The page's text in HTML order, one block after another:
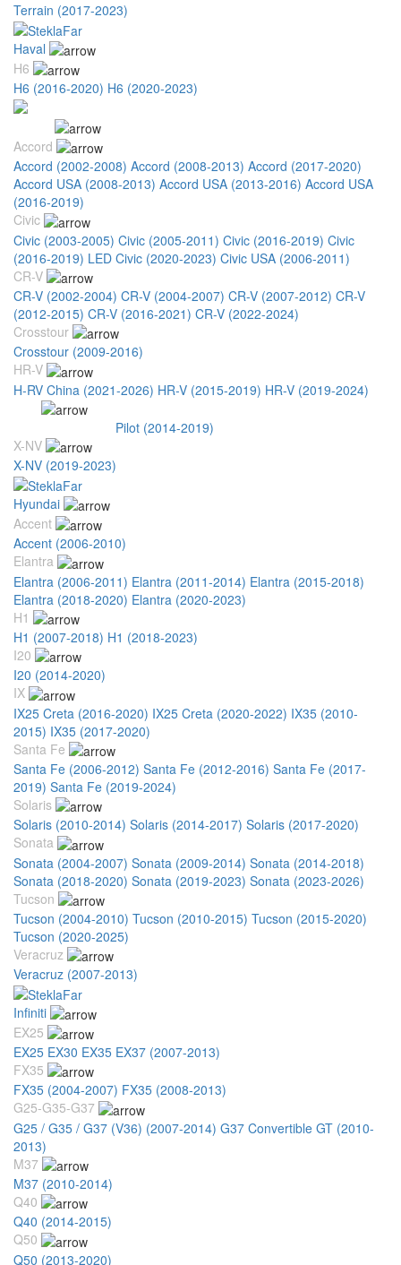
Terrain (2017-2023)
Haval
H6
H6 (2016-2020) H6 (2020-2023)
Accord
Accord (2002-2008) Accord (2008-2013) Accord (2017-2020)
Accord USA (2008-2013) Accord USA (2013-2016) Accord USA
(2016-2019)
Civic
Civic (2003-2005) Civic (2005-2011) Civic (2016-2019) Civic
(2016-2019) LED Civic (2020-2023) Civic USA (2006-2011)
CR-V
CR-V (2002-2004) CR-V (2004-2007) CR-V (2007-2012) CR-V
(2012-2015) CR-V (2016-2021) CR-V (2022-2024)
Crosstour
Crosstour (2009-2016)
HR-V
H-RV China (2021-2026) HR-V (2015-2019) HR-V (2019-2024)
Pilot (2014-2019)
X-NV
X-NV (2019-2023)
Hyundai
Accent
Accent (2006-2010)
Elantra
Elantra (2006-2011) Elantra (2011-2014) Elantra (2015-2018)
Elantra (2018-2020) Elantra (2020-2023)
H1
H1 (2007-2018) H1 (2018-2023)
I20
I20 (2014-2020)
IX
IX25 Creta (2016-2020) IX25 Creta (2020-2022) IX35 (2010-
2015) IX35 (2017-2020)
Santa Fe
Santa Fe (2006-2012) Santa Fe (2012-2016) Santa Fe (2017-
2019) Santa Fe (2019-2024)
Solaris
Solaris (2010-2014) Solaris (2014-2017) Solaris (2017-2020)
Sonata
Sonata (2004-2007) Sonata (2009-2014) Sonata (2014-2018)
Sonata (2018-2020) Sonata (2019-2023) Sonata (2023-2026)
Tucson
Tucson (2004-2010) Tucson (2010-2015) Tucson (2015-2020)
Tucson (2020-2025)
Veracruz
Veracruz (2007-2013)
Infiniti
EX25
EX25 EX30 EX35 EX37 (2007-2013)
FX35
FX35 (2004-2007) FX35 (2008-2013)
G25-G35-G37
G25 / G35 / G37 (V36) (2007-2014) G37 Convertible GT (2010-
2013)
M37
M37 (2010-2014)
Q40
Q40 (2014-2015)
Q50
Q50 (2013-2020)